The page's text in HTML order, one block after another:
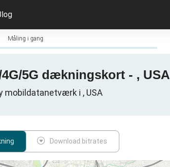
Måling i gang
5G dækningskort - , USA
mobildatanetværk i , USA
Download bitrates